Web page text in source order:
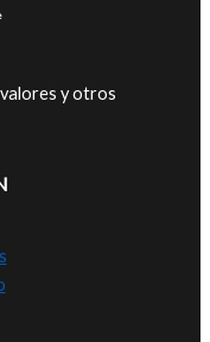
y otros